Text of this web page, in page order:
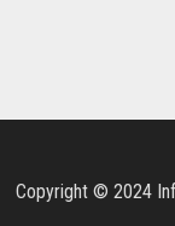
Copyright © 2024